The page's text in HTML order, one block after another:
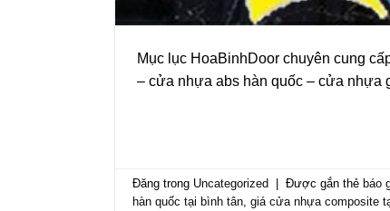
Mục lục HoaBinhDoor chuyên cung
– cửa nhựa abs hàn quốc – cửa nhựa
Đăng trong Uncategorized Được gắn thẻ báo
hàn quốc tại bình tân,giá cửa nhựa composite